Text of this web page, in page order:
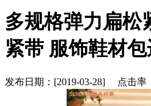
多规格弹力扁松
紧带 服饰鞋材
发布日期：[2019-03-28] 点击率